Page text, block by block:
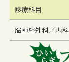
診療科目
脳神経外科／内科